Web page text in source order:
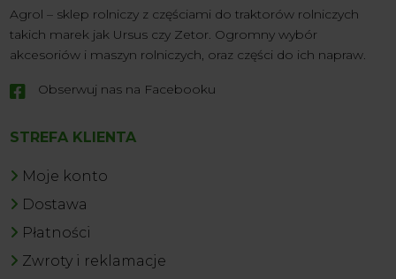
Agrol – sklep rolniczy z częściami do traktorów rolniczych
takich marek jak Ursus czy Zetor. Ogromny wybór
akcesoriów i maszyn rolniczych, oraz części do ich napraw.
 Obserwuj nas na Facebooku
STREFA KLIENTA
Moje konto
Dostawa
Płatności
Zwroty i reklamacje